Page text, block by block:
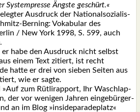
Sys­tem­pres­se Ängs­te geschürt.«
Aus­druck der Natio­nal­so­zia­lis­
Ber­ning: Voka­bu­lar des
/ New York 1998, S. 599, auch
habe den Aus­druck nicht selbst
einem Text zitiert, ist recht
hat­te er drei von sie­ben Sei­ten aus
wie er sag­te.
zum Rüt­l­i­rap­port, Ihr Wasch­lap­
der vor weni­gen Jah­ren ein­ge­bür­ger­
an im Blog »insi­de­pa­ra­de­platz«